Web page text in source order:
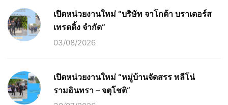
เปิดหน่วยงานใหม่ “บริษัท จาโกต้า บราเดอร์ส
เทรดดิ้ง จำกัด“
03/08/2026
เปิดหน่วยงานใหม่ “หมู่บ้านจัดสรร พลีโน่
รามอินทรา – จตุโชติ“